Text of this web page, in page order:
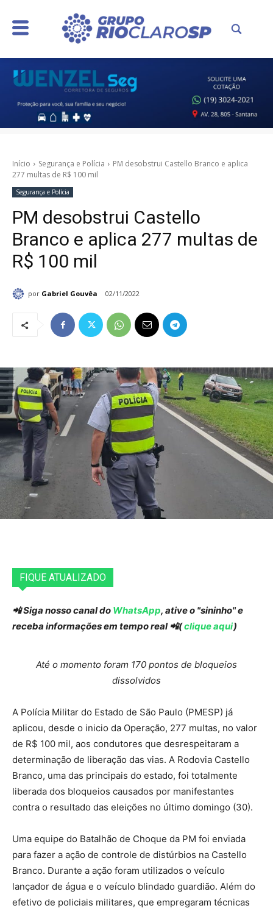
Início Segurança e Polícia
PM desobstrui Castello Branco e aplica
277 multas de R$ 100 mil
Segurança e Polícia
PM desobstrui Castello
Branco e aplica 277 multas de
R$ 100 mil
por Gabriel Gouvêa 02/11/2022
FIQUE ATUALIZADO
📲 Siga nosso canal do WhatsApp, ative o "sininho" e
receba informações em tempo real 📲(clique aqui)
Até o momento foram 170 pontos de bloqueios
dissolvidos
A Polícia Militar do Estado de São Paulo (PMESP) já
aplicou, desde o inicio da Operação, 277 multas, no valor
de R$ 100 mil, aos condutores que desrespeitaram a
determinação de liberação das vias. A Rodovia Castello
Branco, uma das principais do estado, foi totalmente
liberada dos bloqueios causados por manifestantes
contra o resultado das eleições no último domingo (30).
Uma equipe do Batalhão de Choque da PM foi enviada
para fazer a ação de controle de distúrbios na Castello
Branco. Durante a ação foram utilizados o veículo
lançador de água e o veículo blindado guardião. Além do
efetivo de policiais militares, que empregaram técnicas